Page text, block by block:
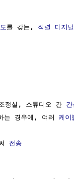
를 갖는, 직렬 디지
정실, 스튜디오 간 간
는 경우에, 여러 케이
전송